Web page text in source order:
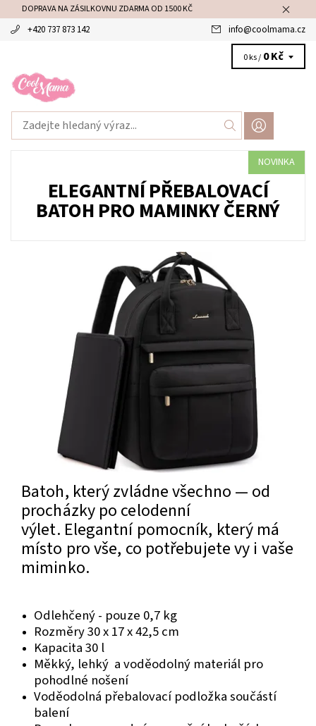
DOPRAVA NA ZÁSILKOVNU ZDARMA OD 1500 KČ
+420 737 873 142 info@coolmama.cz
0 ks / 0 Kč
NOVINKA
ELEGANTNÍ PŘEBALOVACÍ
BATOH PRO MAMINKY ČERNÝ
Batoh, který zvládne všechno — od
procházky po celodenní
výlet. Elegantní pomocník, který má
místo pro vše, co potřebujete vy i vaše
miminko.
Odlehčený - pouze 0,7 kg
Rozměry30 x 17 x 42,5 cm
Kapacita 30 l
Měkký, lehký a voděodolný materiál pro
pohodlné nošení
Voděodolná přebalovací podložka součástí
balení